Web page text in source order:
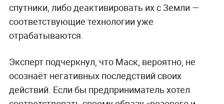
спутники, либо деактивировать их с Земли —
соответствующие технологии уже
отрабатываются.
Эксперт подчеркнул, что Маск, вероятно, не
осознаёт негативных последствий своих
действий. Если бы предприниматель хотел